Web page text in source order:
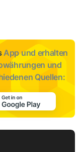
App und erhalten
und
Quellen: